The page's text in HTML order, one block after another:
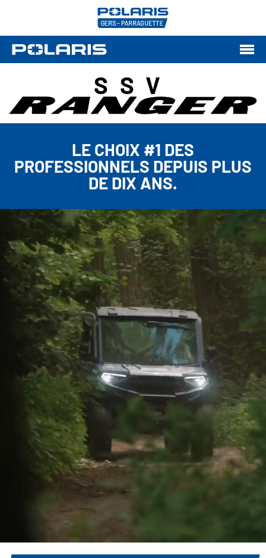
SSV
LE CHOIX #1 DES
PROFESSIONNELS DEPUIS PLUS
DE DIX ANS.